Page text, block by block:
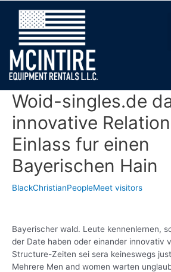
Woid-singles.de
innovative
Einlass fur einen
Bayerischen Hain
BlackChristianPeopleMeet visitors
Bayerischer wald. Leute kennenlernen,
der Date haben oder einander innovativ
Structure-Zeiten sei sera keineswegs
Mehrere Men and women warten